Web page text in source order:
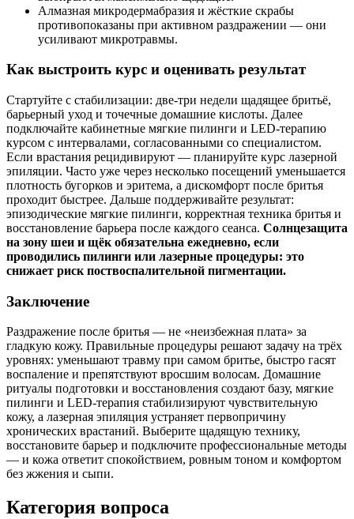
Алмазная микродермабразия и жёсткие скрабы
противопоказаны при активном раздражении — они
усиливают микротравмы.
Как выстроить курс и оценивать результат
Стартуйте с стабилизации: две‑три недели щадящее бритьё,
барьерный уход и точечные домашние кислоты. Далее
подключайте кабинетные мягкие пилинги и LED‑терапию
курсом с интервалами, согласованными со специалистом.
Если врастания рецидивируют — планируйте курс лазерной
эпиляции. Часто уже через несколько посещений уменьшается
плотность бугорков и эритема, а дискомфорт после бритья
проходит быстрее. Дальше поддерживайте результат:
эпизодические мягкие пилинги, корректная техника бритья и
восстановление барьера после каждого сеанса. Солнцезащита
на зону шеи и щёк обязательна ежедневно, если
проводились пилинги или лазерные процедуры: это
снижает риск поствоспалительной пигментации.
Заключение
Раздражение после бритья — не «неизбежная плата» за
гладкую кожу. Правильные процедуры решают задачу на трёх
уровнях: уменьшают травму при самом бритье, быстро гасят
воспаление и препятствуют вросшим волосам. Домашние
ритуалы подготовки и восстановления создают базу, мягкие
пилинги и LED‑терапия стабилизируют чувствительную
кожу, а лазерная эпиляция устраняет первопричину
хронических врастаний. Выберите щадящую технику,
восстановите барьер и подключите профессиональные методы
— и кожа ответит спокойствием, ровным тоном и комфортом
без жжения и сыпи.
Категория вопроса